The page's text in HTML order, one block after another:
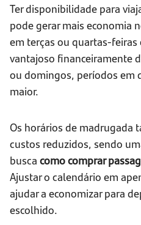
Ter disponibilidade para
pode gerar mais economia
em terças ou quartas-feiras
vantajoso financeiramente
ou domingos, períodos em
maior.
Os horários de madrugada
custos reduzidos, sendo
busca como comprar
Ajustar o calendário em
ajudar a economizar para
escolhido.